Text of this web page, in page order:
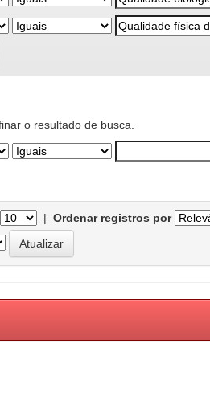
o resultado de busca.
| Ordenar registros por